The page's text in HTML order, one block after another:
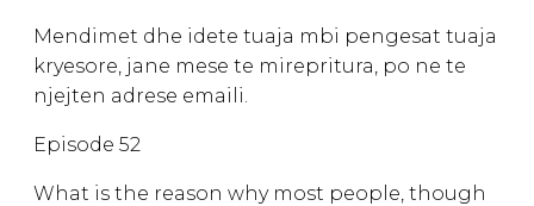
Mendimet dhe idete tuaja mbi pengesat tuaja
kryesore, jane mese te mirepritura, po ne te
njejten adrese emaili.
Episode 52
What is the reason why most people, though